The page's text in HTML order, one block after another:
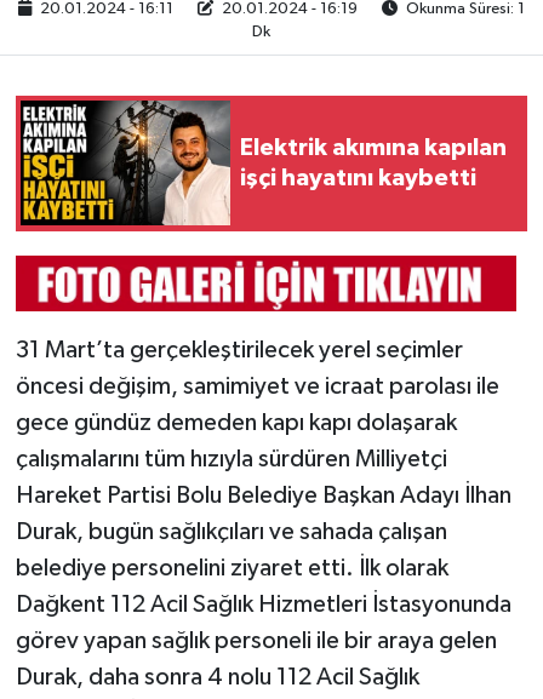
20.01.2024 - 16:11 20.01.2024 - 16:19
Okunma Süresi: 1
Dk
Elektrik akımına kapılan
işçi hayatını kaybetti
31 Mart’ta gerçekleştirilecek yerel seçimler
öncesi değişim, samimiyet ve icraat parolası ile
gece gündüz demeden kapı kapı dolaşarak
çalışmalarını tüm hızıyla sürdüren Milliyetçi
Hareket Partisi Bolu Belediye Başkan Adayı İlhan
Durak, bugün sağlıkçıları ve sahada çalışan
belediye personelini ziyaret etti. İlk olarak
Dağkent 112 Acil Sağlık Hizmetleri İstasyonunda
görev yapan sağlık personeli ile bir araya gelen
Durak, daha sonra 4 nolu 112 Acil Sağlık